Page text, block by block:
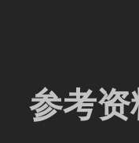
参考